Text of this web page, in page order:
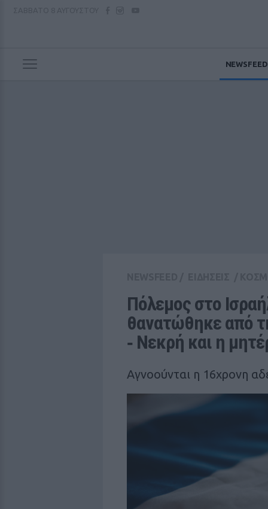
NEWSFEED
Πόλεμος στο
θανατώθηκε από
‑ Νεκρή και η
Αγνοούνται η 16χρονη